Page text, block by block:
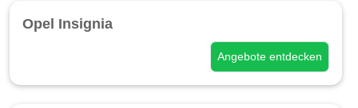
Opel Insignia
Angebote entdecken